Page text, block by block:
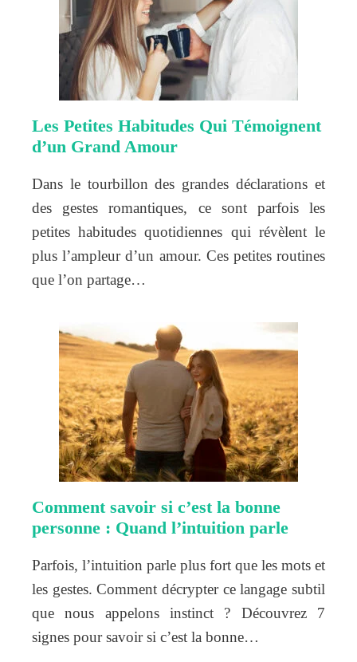
Les Petites Habitudes Qui Témoignent
d’un Grand Amour
Dans le tourbillon des grandes déclarations et
des gestes romantiques, ce sont parfois les
petites habitudes quotidiennes qui révèlent le
plus l’ampleur d’un amour. Ces petites routines
que l’on partage…
Comment savoir si c’est la bonne
personne : Quand l’intuition parle
Parfois, l’intuition parle plus fort que les mots et
les gestes. Comment décrypter ce langage subtil
que nous appelons instinct ? Découvrez 7
signes pour savoir si c’est la bonne…